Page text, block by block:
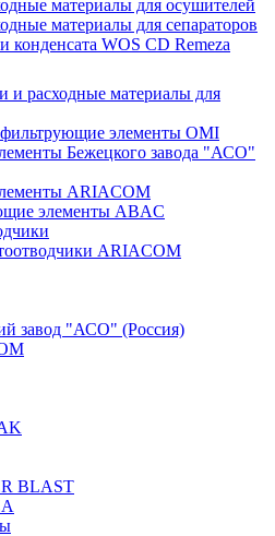
материалы для осушителей
материалы для сепараторов
конденсата WOS CD Remeza
и расходные материалы для
элементы OMI
Бежецкого завода "АСО"
ARIACOM
элементы ABAC
ARIACOM
завод "АСО" (Россия)
BLAST